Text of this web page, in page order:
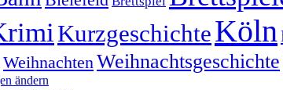
KurzgeschichteKöln
WeihnachtenWeihnachtsgeschichte
ändern